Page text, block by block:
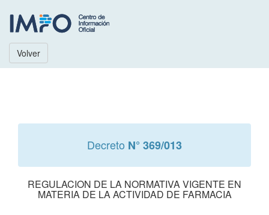
Volver
Decreto N° 369/013
REGULACION DE LA NORMATIVA VIGENTE EN
MATERIA DE LA ACTIVIDAD DE FARMACIA